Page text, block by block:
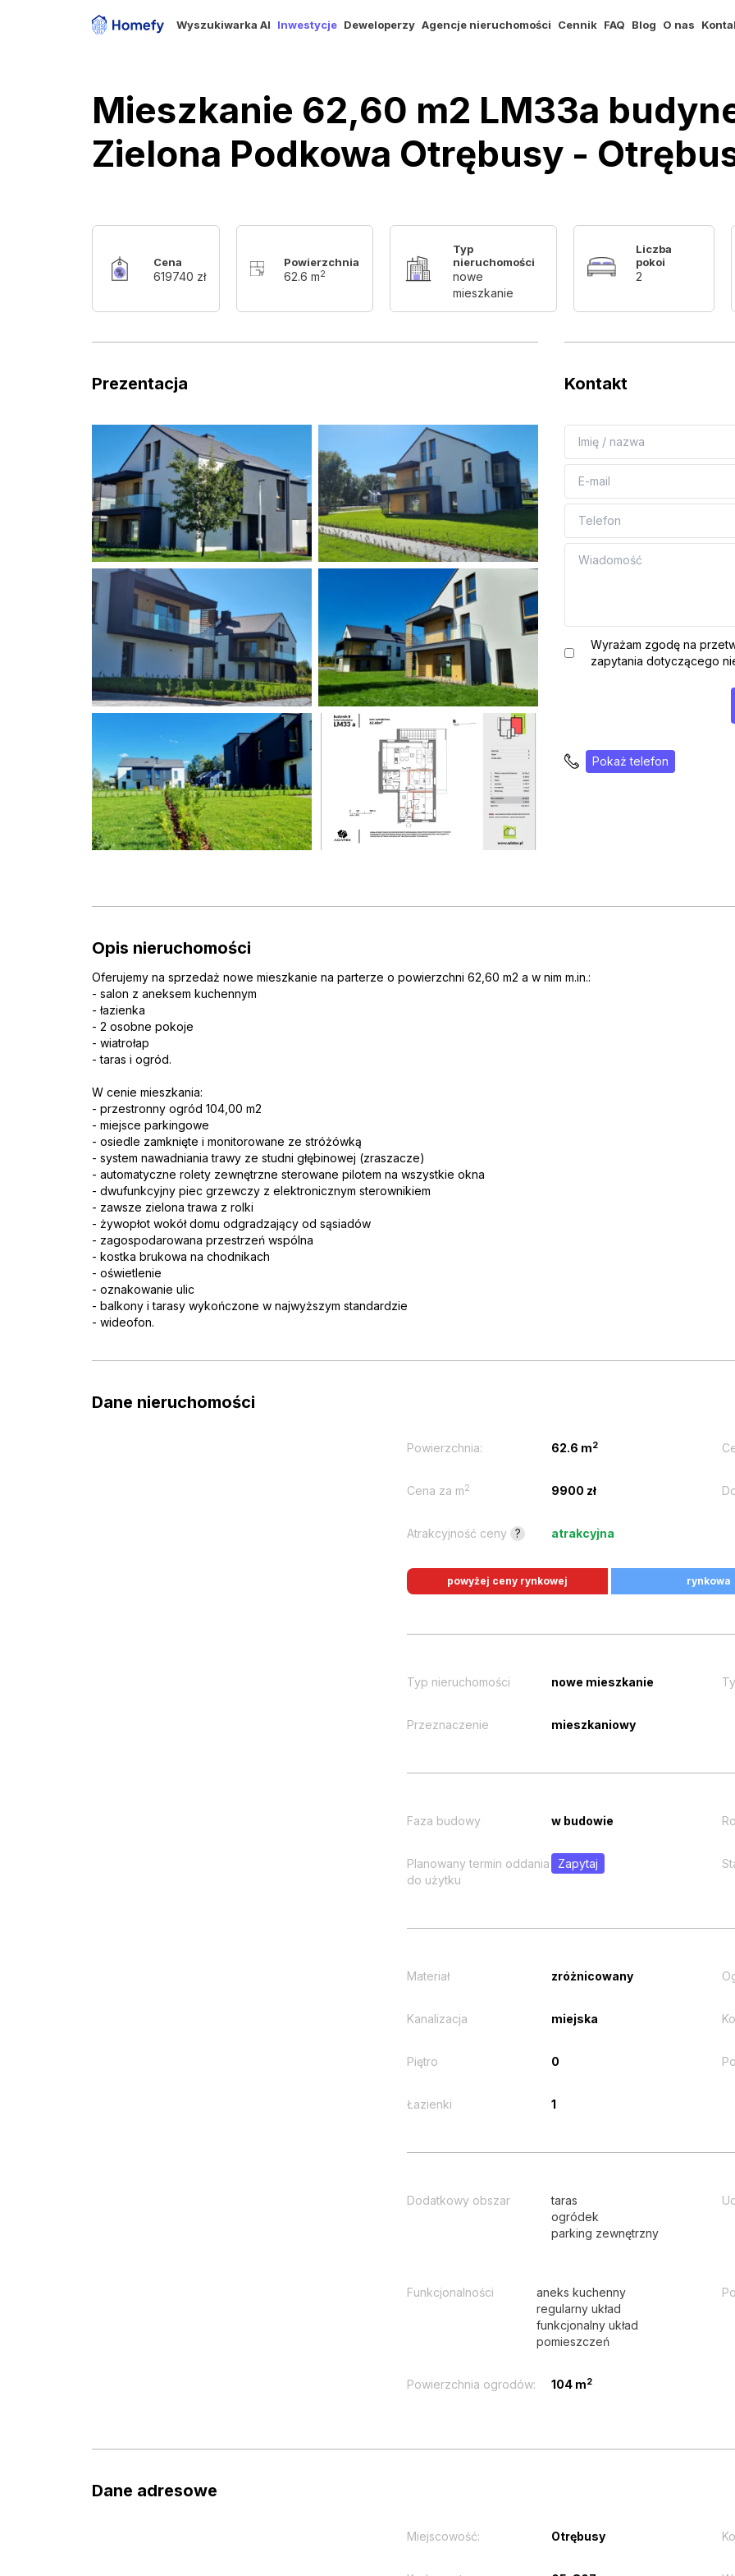
Wyszukiwarka AI Inwestycje Deweloperzy Agencje nieruchomości Cennik FAQ Blog O nas
Mieszkanie 62,60 m2 LM33a
Zielona Podkowa Otrębusy -
Cena
619740 zł
Powierzchnia
62.6 m2
Typ
nieruchomości
nowe
mieszkanie
Liczba
pokoi
2
Prezentacja Kontakt
Wyrażam zgodę na
zapytania dotyczącego
Pokaż telefon
Opis nieruchomości
Oferujemy na sprzedaż nowe mieszkanie na parterze o powierzchni 62,60 m2 a w nim m.in.:
- salon z aneksem kuchennym
- łazienka
- 2 osobne pokoje
- wiatrołap
- taras i ogród.
W cenie mieszkania:
- przestronny ogród 104,00 m2
- miejsce parkingowe
- osiedle zamknięte i monitorowane ze stróżówką
- system nawadniania trawy ze studni głębinowej (zraszacze)
- automatyczne rolety zewnętrzne sterowane pilotem na wszystkie okna
- dwufunkcyjny piec grzewczy z elektronicznym sterownikiem
- zawsze zielona trawa z rolki
- żywopłot wokół domu odgradzający od sąsiadów
- zagospodarowana przestrzeń wspólna
- kostka brukowa na chodnikach
- oświetlenie
- oznakowanie ulic
- balkony i tarasy wykończone w najwyższym standardzie
- wideofon.
Dane nieruchomości
Powierzchnia: 62.6 m2
Cena za m2 9900 zł
Atrakcyjność ceny ? atrakcyjna
powyżej ceny rynkowej rynkowa
Typ nieruchomości nowe mieszkanie
Przeznaczenie mieszkaniowy
Faza budowy w budowie
Planowany termin oddania
do użytku
Zapytaj
Materiał zróżnicowany
Kanalizacja miejska
Piętro 0
Łazienki 1
Dodatkowy obszar
taras
ogródek
parking zewnętrzny
Funkcjonalności
aneks kuchenny
regularny układ
funkcjonalny układ
pomieszczeń
Powierzchnia ogrodów: 104 m2
Dane adresowe
Miejscowość: Otrębusy